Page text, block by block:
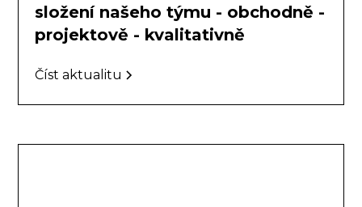
složení našeho týmu - obchodně -
projektově - kvalitativně
Číst aktualitu